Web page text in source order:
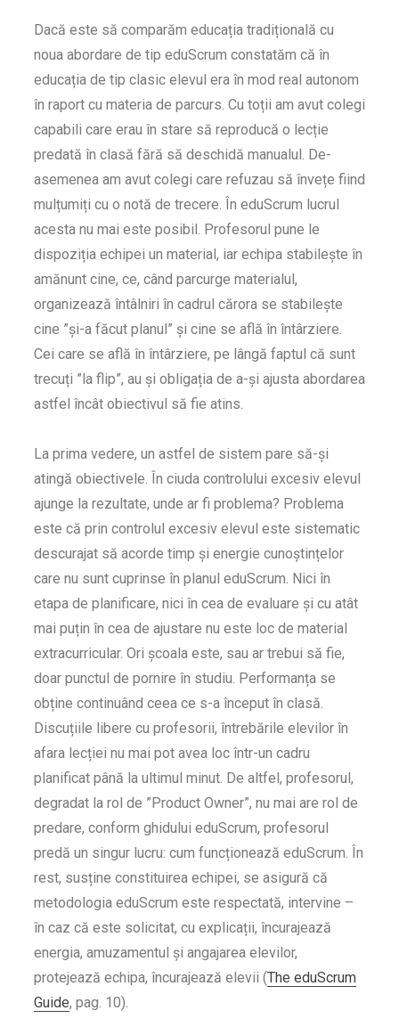
Dacă este să comparăm educația tradițională cu
noua abordare de tip eduScrum constatăm că în
educația de tip clasic elevul era în mod real autonom
în raport cu materia de parcurs. Cu toții am avut colegi
capabili care erau în stare să reproducă o lecție
predată în clasă fără să deschidă manualul. De-
asemenea am avut colegi care refuzau să învețe fiind
mulțumiți cu o notă de trecere. În eduScrum lucrul
acesta nu mai este posibil. Profesorul pune le
dispoziția echipei un material, iar echipa stabilește în
amănunt cine, ce, când parcurge materialul,
organizează întâlniri în cadrul cărora se stabilește
cine ”și-a făcut planul” și cine se află în întârziere.
Cei care se află în întârziere, pe lângă faptul că sunt
trecuți ”la flip”, au și obligația de a-și ajusta abordarea
astfel încât obiectivul să fie atins.
La prima vedere, un astfel de sistem pare să-și
atingă obiectivele. În ciuda controlului excesiv elevul
ajunge la rezultate, unde ar fi problema? Problema
este că prin controlul excesiv elevul este sistematic
descurajat să acorde timp și energie cunoștințelor
care nu sunt cuprinse în planul eduScrum. Nici în
etapa de planificare, nici în cea de evaluare și cu atât
mai puțin în cea de ajustare nu este loc de material
extracurricular. Ori școala este, sau ar trebui să fie,
doar punctul de pornire în studiu. Performanța se
obține continuând ceea ce s-a început în clasă.
Discuțiile libere cu profesorii, întrebările elevilor în
afara lecției nu mai pot avea loc într-un cadru
planificat până la ultimul minut. De altfel, profesorul,
degradat la rol de ”Product Owner”, nu mai are rol de
predare, conform ghidului eduScrum, profesorul
predă un singur lucru: cum funcționează eduScrum. În
rest, susține constituirea echipei, se asigură că
metodologia eduScrum este respectată, intervine –
în caz că este solicitat, cu explicații, încurajează
energia, amuzamentul și angajarea elevilor,
protejează echipa, încurajează elevii (The eduScrum
Guide, pag. 10).